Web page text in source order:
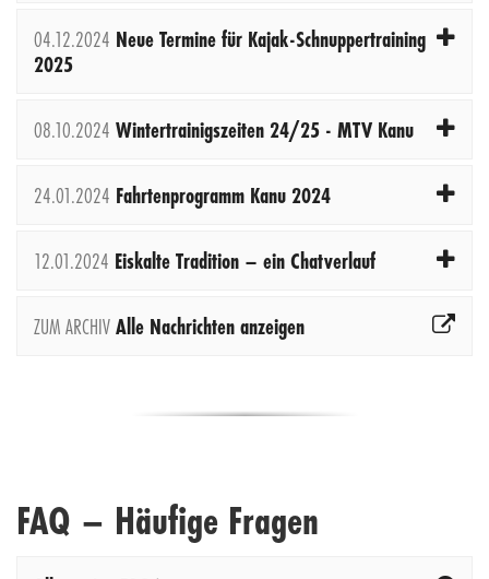
04.12.2024 Neue Termine für Kajak-Schnuppertraining
2025
08.10.2024 Wintertrainigszeiten 24/25 - MTV Kanu
24.01.2024 Fahrtenprogramm Kanu 2024
12.01.2024 Eiskalte Tradition – ein Chatverlauf
ZUM ARCHIVAlle Nachrichten anzeigen
FAQ – Häufige Fragen